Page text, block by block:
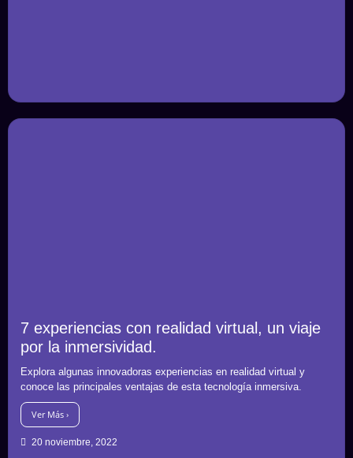
7 experiencias con realidad virtual, un viaje
por la inmersividad.
Explora algunas innovadoras experiencias en realidad virtual y
conoce las principales ventajas de esta tecnología inmersiva.
Ver Más ›
20 noviembre, 2022